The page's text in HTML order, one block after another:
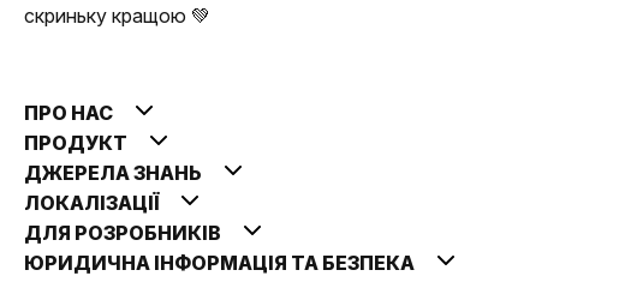
скриньку кращою 💚
ПРО НАС
ПРОДУКТ
ДЖЕРЕЛА ЗНАНЬ
ЛОКАЛІЗАЦІЇ
ДЛЯ РОЗРОБНИКІВ
ЮРИДИЧНА ІНФОРМАЦІЯ ТА БЕЗПЕКА